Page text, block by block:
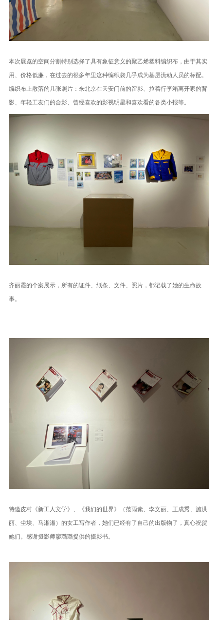
本次展览的空间分割特别选择了具有象征意义的聚乙烯塑料编织布，由于其实
用、价格低廉，在过去的很多年里这种编织袋几乎成为基层流动人员的标配。
编织布上散落的几张照片：来北京在天安门前的留影、拉着行李箱离开家的背
影、年轻工友们的合影、曾经喜欢的影视明星和喜欢看的各类小报等。
齐丽霞的个案展示，所有的证件、纸条、文件、照片，都记载了她的生命故
事。
特邀皮村《新工人文学》、《我们的世界》（范雨素、李文丽、王成秀、施洪
丽、尘埃、马湘湘）的女工写作者，她们已经有了自己的出版物了，真心祝贺
她们。感谢摄影师廖璐璐提供的摄影书。